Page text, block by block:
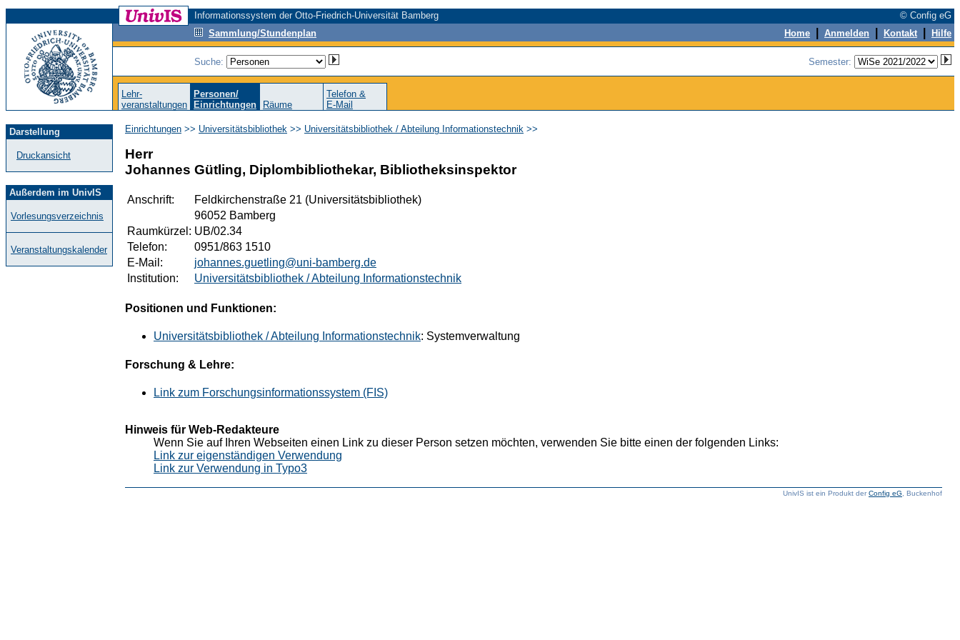
Informationssystem der Otto-Friedrich-Universität Bamberg
© Config eG
Sammlung/Stundenplan
Home Anmelden Kontakt Hilfe
Suche: Semester:
Lehr-
veranstaltungen
Personen/
Einrichtungen
Räume
Telefon &
E-Mail
Darstellung
Druckansicht
Außerdem im UnivIS
Vorlesungsverzeichnis
Veranstaltungskalender
Einrichtungen >> Universitätsbibliothek >> Universitätsbibliothek / Abteilung Informationstechnik >>
Herr
Johannes Gütling, Diplombibliothekar, Bibliotheksinspektor
Anschrift:
Feldkirchenstraße 21 (Universitätsbibliothek)
96052 Bamberg
Raumkürzel: UB/02.34
Telefon:
0951/863 1510
E-Mail:
johannes.guetling@uni-bamberg.de
Institution:
Universitätsbibliothek / Abteilung Informationstechnik
Positionen und Funktionen:
Universitätsbibliothek / Abteilung Informationstechnik: Systemverwaltung
Forschung & Lehre:
Link zum Forschungsinformationssystem (FIS)
Hinweis für Web-Redakteure
Wenn Sie auf Ihren Webseiten einen Link zu dieser Person setzen möchten, verwenden Sie bitte einen der folgenden Links:
Link zur eigenständigen Verwendung
Link zur Verwendung in Typo3
UnivIS ist ein Produkt derConfig eG , Buckenhof